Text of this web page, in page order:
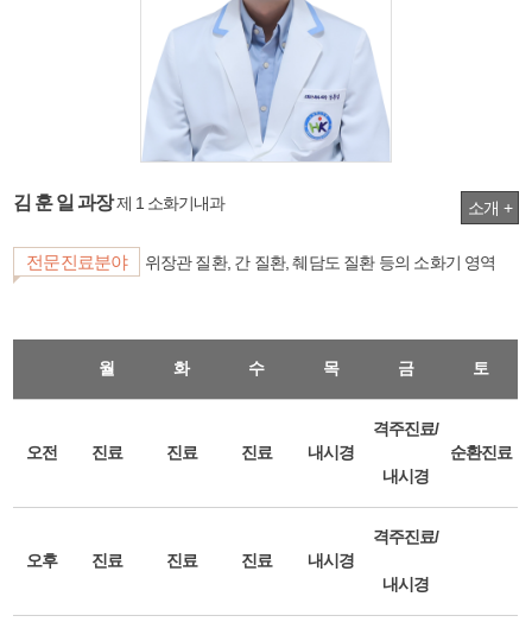
김 훈 일 과장제 1 소화기내과 소개 +
전문진료분야 위장관 질환, 간 질환, 췌담도 질환 등의 소화기 영역
월 화 수 목 금 토
오전 진료 진료 진료 내시경
격주진료/
내시경
순환진료
오후 진료 진료 진료 내시경
격주진료/
내시경